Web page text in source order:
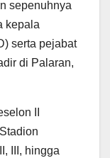
sepenuhnya
kepala
serta pejabat
di Palaran,
II
III, hingga